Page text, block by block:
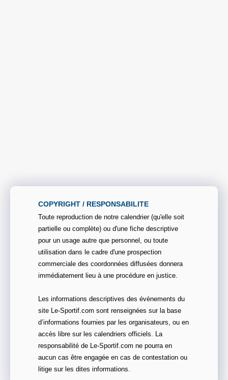
COPYRIGHT / RESPONSABILITE
Toute reproduction de notre calendrier (qu'elle soit
partielle ou complète) ou d'une fiche descriptive
pour un usage autre que personnel, ou toute
utilisation dans le cadre d'une prospection
commerciale des coordonnées diffusées donnera
immédiatement lieu à une procédure en justice.
Les informations descriptives des évènements du
site Le-Sportif.com sont renseignées sur la base
d’informations fournies par les organisateurs, ou en
accès libre sur les calendriers officiels. La
responsabilité de Le-Sportif.com ne pourra en
aucun cas être engagée en cas de contestation ou
litige sur les dites informations.